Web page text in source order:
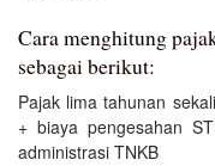
Cara menghitung
sebagai berikut:
Pajak lima tahunan
+ biaya pengesahan
administrasi TNKB